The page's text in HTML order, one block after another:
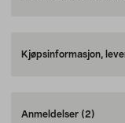
Kjøpsinformasjon,
Anmeldelser (2)